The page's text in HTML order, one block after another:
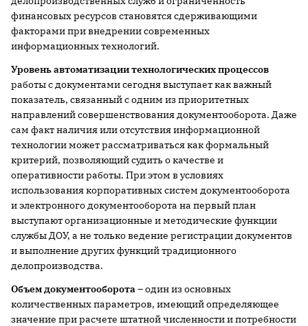
финансовых ресурсов становятся сдерживающими
факторами при внедрении современных
информационных технологий.
Уровень автоматизации технологических процессов
работы с документами сегодня выступает как важный
показатель, связанный с одним из приоритетных
направлений совершенствования документооборота. Даже
сам факт наличия или отсутствия информационной
технологии может рассматриваться как формальный
критерий, позволяющий судить о качестве и
оперативности работы. При этом в условиях
использования корпоративных систем документооборота
и электронного документооборота на первый план
выступают организационные и методические функции
службы ДОУ, а не только ведение регистрации документов
и выполнение других функций традиционного
делопроизводства.
Объем документооборота– один из основных
количественных параметров, имеющий определяющее
значение при расчете штатной численности и потребности